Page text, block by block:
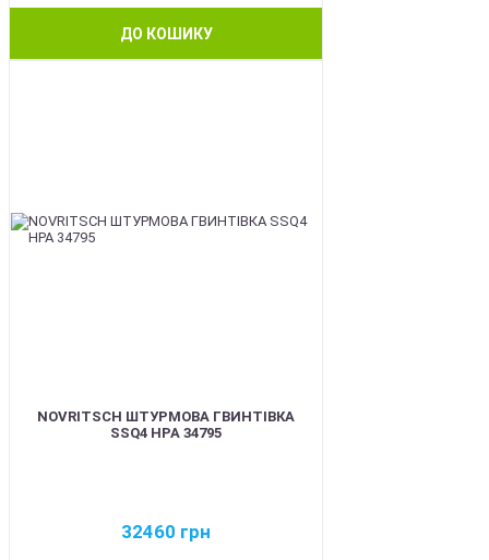
ДО КОШИКУ
NOVRITSCH ШТУРМОВА ГВИНТІВКА
SSQ4 HPA 34795
32460 грн